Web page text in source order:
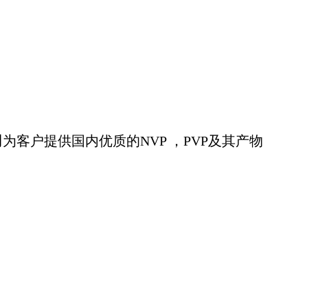
为客户提供国内优质的NVP ，PVP及其产物